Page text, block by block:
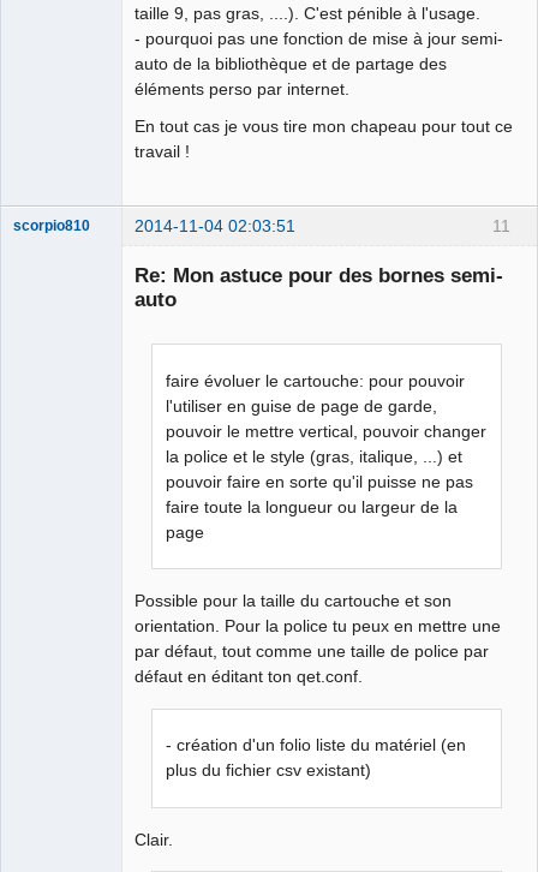
taille 9, pas gras, ....). C'est pénible à l'usage.
- pourquoi pas une fonction de mise à jour semi-
auto de la bibliothèque et de partage des
éléments perso par internet.
En tout cas je vous tire mon chapeau pour tout ce
travail !
11
scorpio810 2014-11-04 02:03:51
Re: Mon astuce pour des bornes semi-
auto
faire évoluer le cartouche: pour pouvoir
l'utiliser en guise de page de garde,
pouvoir le mettre vertical, pouvoir changer
la police et le style (gras, italique, ...) et
pouvoir faire en sorte qu'il puisse ne pas
faire toute la longueur ou largeur de la
page
Possible pour la taille du cartouche et son
orientation. Pour la police tu peux en mettre une
par défaut, tout comme une taille de police par
défaut en éditant ton qet.conf.
- création d'un folio liste du matériel (en
plus du fichier csv existant)
Clair.